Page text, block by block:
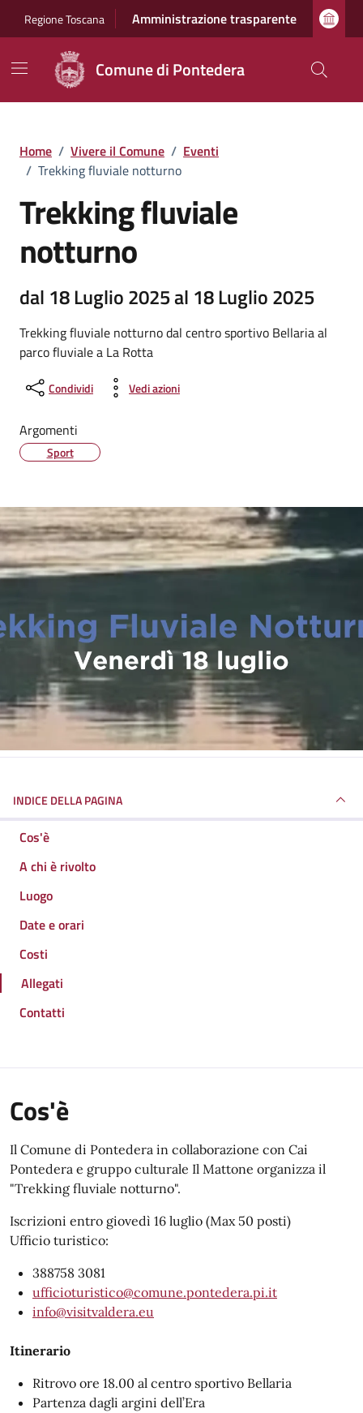
Regione Toscana Amministrazione trasparente
Comune di Pontedera
Home / Vivere il Comune / Eventi
/ Trekking fluviale notturno
Trekking fluviale
notturno
dal 18 Luglio 2025 al 18 Luglio 2025
Trekking fluviale notturno dal centro sportivo Bellaria al
parco fluviale a La Rotta
Condividi Vedi azioni
Argomenti
Sport
INDICE DELLA PAGINA
Cos'è
A chi è rivolto
Luogo
Date e orari
Costi
Allegati
Contatti
Cos'è
Il Comune di Pontedera in collaborazione con Cai
Pontedera e gruppo culturale Il Mattone organizza il
"Trekking fluviale notturno".
Iscrizioni entro giovedì 16 luglio (Max 50 posti)
Ufficio turistico:
388758 3081
ufficioturistico@comune.pontedera.pi.it
info@visitvaldera.eu
Itinerario
Ritrovo ore 18.00 al centro sportivo Bellaria
Partenza dagli argini dell’Era